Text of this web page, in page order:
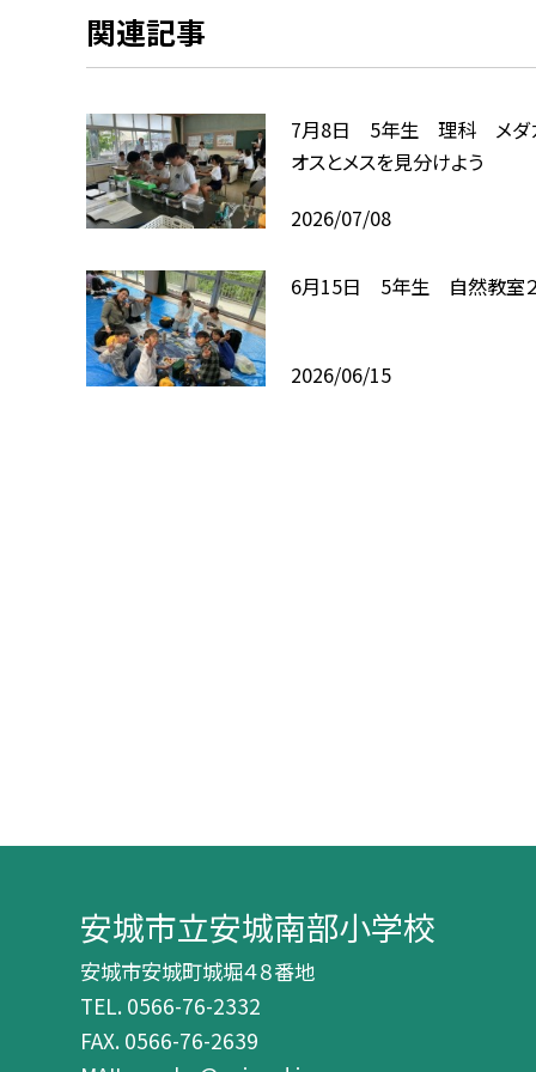
関連記事
7月8日 5年生 理科 メダ
オスとメスを見分けよう
2026/07/08
6月15日 5年生 自然教室
2026/06/15
安城市立安城南部小学校
安城市安城町城堀４８番地
TEL. 0566-76-2332
FAX. 0566-76-2639